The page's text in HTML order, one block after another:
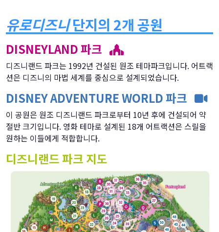
유로디즈니단지의 2개 공원
DISNEYLAND 파크
디즈니랜드 파크는 1992년 건설된 원조 테마파크입니다. 어트랙
션은 디즈니의 마법 세계를 중심으로 설계되었습니다.
DISNEY ADVENTURE WORLD 파크
이 공원은 원조 디즈니랜드 파크로부터 10년 후에 건설되어 약
절반 크기입니다. 영화 테마로 설계된 18개 어트랙션은 스릴을
원하는 이들에게 적합합니다.
디즈니랜드 파크 지도